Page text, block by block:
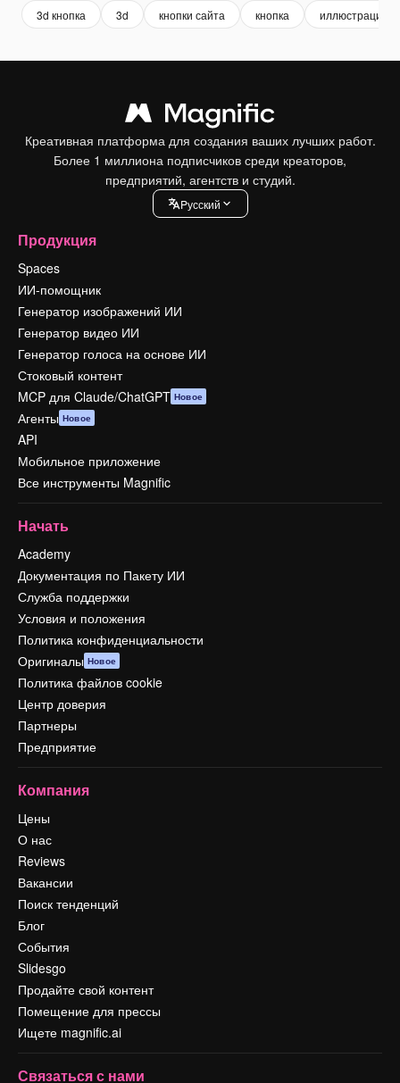
3d кнопка 3d кнопки сайта кнопка иллюстрация
Креативная платформа для создания ваших лучших работ.
Более 1 миллиона подписчиков среди креаторов,
предприятий, агентств и студий.
Pусский
Продукция
Spaces
ИИ-помощник
Генератор изображений ИИ
Генератор видео ИИ
Генератор голоса на основе ИИ
Стоковый контент
MCP для Claude/ChatGPT Новое
Агенты Новое
API
Мобильное приложение
Все инструменты Magnific
Начать
Academy
Документация по Пакету ИИ
Служба поддержки
Условия и положения
Политика конфиденциальности
Оригиналы Новое
Политика файлов cookie
Центр доверия
Партнеры
Предприятие
Компания
Цены
О нас
Reviews
Вакансии
Поиск тенденций
Блог
События
Slidesgo
Продайте свой контент
Помещение для прессы
Ищете magnific.ai
Связаться с нами